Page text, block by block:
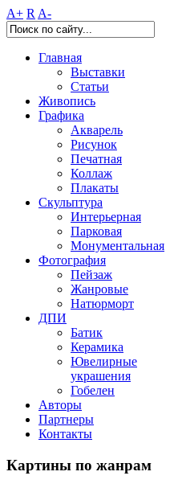
A+ R A-
Главная
Выставки
Статьи
Живопись
Графика
Акварель
Рисунок
Печатная
Коллаж
Плакаты
Скульптура
Интерьерная
Парковая
Монументальная
Фотография
Пейзаж
Жанровые
Натюрморт
ДПИ
Батик
Керамика
Ювелирные
украшения
Гобелен
Авторы
Партнеры
Контакты
Картины по жанрам